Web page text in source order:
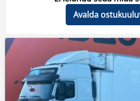
Avalda